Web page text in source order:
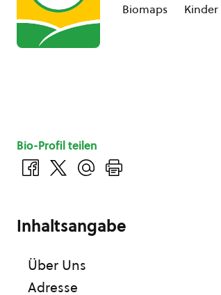
Biomaps
Bio-Profil teilen
Inhaltsangabe
Über Uns
Adresse